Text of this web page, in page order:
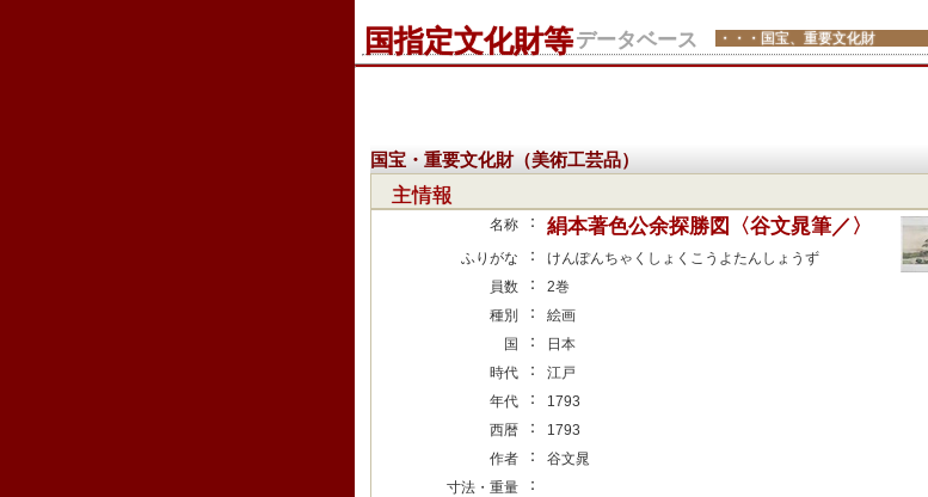
国指定文化財等データベース ・・・国宝、
国宝・重要文化財（美術工芸品）
主情報
名称 ： 絹本著色公余探勝図〈谷文晁筆／〉
ふりがな ：
けんぽんちゃくしょくこうよたんしょうず
員数
：
2巻
種別
：
絵画
国
：
日本
時代
：
江戸
年代
：
1793
西暦
：
1793
作者
：
谷文晁
寸法・重量
：